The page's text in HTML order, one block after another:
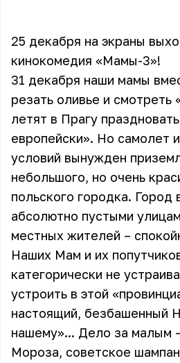
25 декабря на экраны
кинокомедия «Мамы-3»!
31 декабря наши мамы
резать оливье и
летят в Прагу
европейски». Но самолет
условий вынужден
небольшого, но очень
польского городка. Город
абсолютно пустыми
местных жителей –
Наших Мам и их
категорически не
устроить в этой
настоящий, безбашенный
нашему»... Дело за малым
Мороза, советское